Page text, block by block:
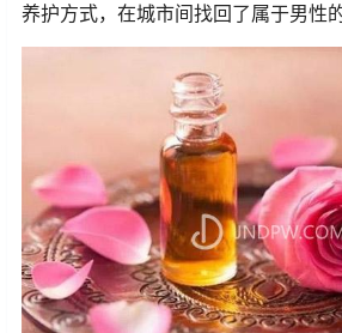
养护方式，在城市间找回了属于男性的